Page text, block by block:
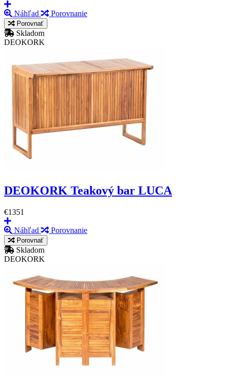
Náhľad Porovnanie
Porovnať
Skladom
DEOKORK
DEOKORK Teakový bar LUCA
€1351
Náhľad Porovnanie
Porovnať
Skladom
DEOKORK